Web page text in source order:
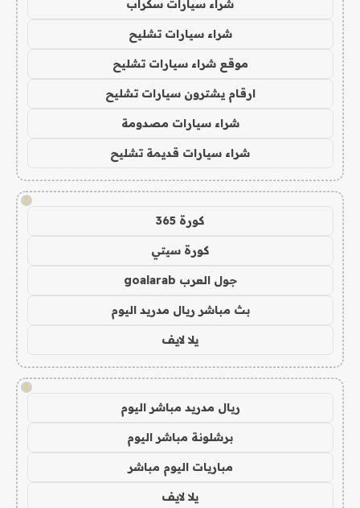
شراء سيارات سكراب
شراء سيارات تشليح
موقع شراء سيارات تشليح
ارقام يشترون سيارات تشليح
شراء سيارات مصدومة
شراء سيارات قديمة تشليح
!
كورة 365
كورة سيتي
جول العرب goalarab
بث مباشر ريال مدريد اليوم
يلا لايف
!
ريال مدريد مباشر اليوم
برشلونة مباشر اليوم
مباريات اليوم مباشر
يلا لايف